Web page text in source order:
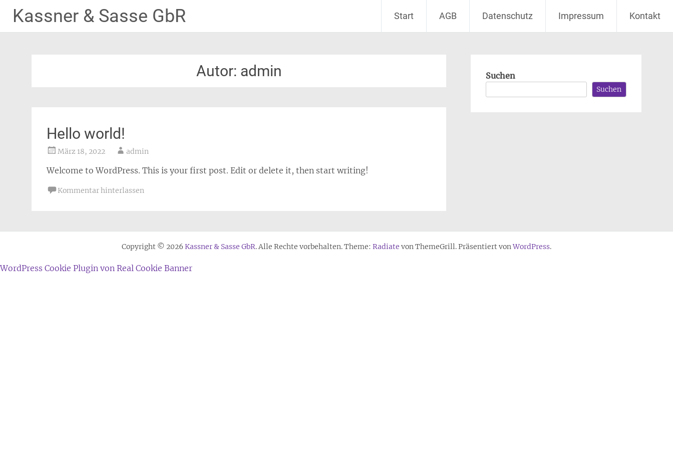
Kassner & Sasse GbR Start AGB Datenschutz Impressum Kontakt
Autor: admin
Hello world!
März 18, 2022 admin
Welcome to WordPress. This is your first post. Edit or delete it, then start writing!
Kommentar hinterlassen
Suchen
Suchen
Copyright © 2026 Kassner & Sasse GbR. Alle Rechte vorbehalten. Theme: Radiate von ThemeGrill. Präsentiert vonWordPress.
WordPress Cookie Plugin von Real Cookie Banner